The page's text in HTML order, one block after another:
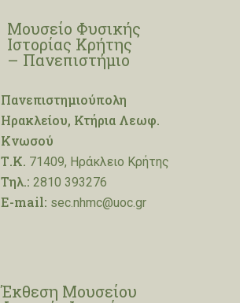
Μουσείο Φυσικής
Ιστορίας Κρήτης
– Πανεπιστήμιο
Πανεπιστημιούπολη
Ηρακλείου, Κτήρια Λεωφ.
Κνωσού
Τ.Κ. 71409, Ηράκλειο Κρήτης
Τηλ.: 2810 393276
E-mail: sec.nhmc@uoc.gr
Έκθεση Μουσείου